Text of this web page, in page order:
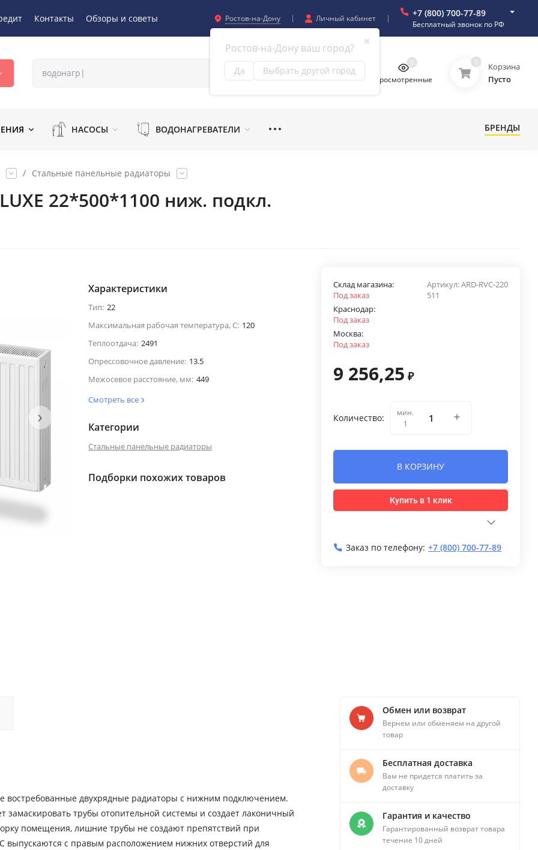
Контакты Обзоры и советы Ростов-на-Дону
✖
Ростов-на-Дону ваш город?
Да Выбрать другой город
Личный кабинет +7 (800) 700-77-89
Бесплатный звонок по РФ
Просмотренные
0 0
Корзина
Пусто
НАСОСЫ ВОДОНАГРЕВАТЕЛИ БРЕНДЫ
/ Стальные панельные радиаторы
22*500*1100 ниж. подкл.
›
Характеристики
Тип: 22
Максимальная рабочая температура, С: 120
Теплоотдача: 2491
Опрессовочное давление: 13.5
Межосевое расстояние, мм: 449
Смотреть все
Категории
Стальные панельные радиаторы
Подборки похожих товаров
Артикул:ARD-RVC-220
511
Склад магазина:
Под заказ
Краснодар:
Под заказ
Москва:
Под заказ
9 256,25 ₽
Количество:
мин.
1
В КОРЗИНУ
Купить в 1 клик
Заказ по телефону: +7 (800) 700-77-89
востребованные двухрядные радиаторы с нижним подключением.
трубы отопительной системы и создает лаконичный
помещения, лишние трубы не создают препятствий при
с правым расположением нижних отверстий для
Обмен или возврат
Вернем или обменяем на другой
товар
Бесплатная доставка
Вам не придется платить за
доставку
Гарантия и качество
Гарантированный возврат товара
течение 10 дней